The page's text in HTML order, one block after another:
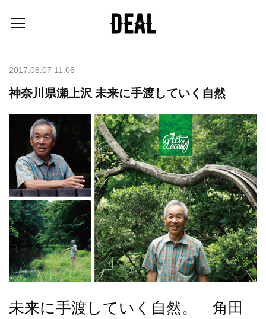
2017.08.07 11:06
神奈川県瀬上沢 未来に手渡していく自然
未来に手渡していく自然。 角田